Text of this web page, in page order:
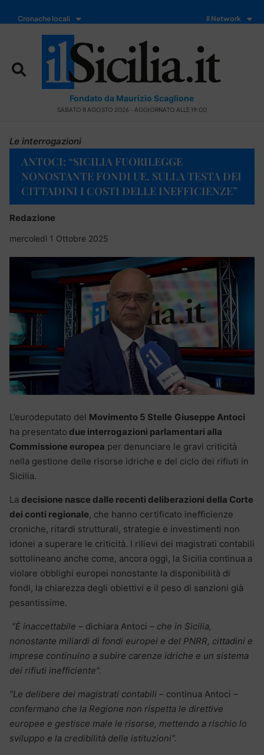
Cronache locali Il Network
Fondato da Maurizio Scaglione
SABATO 8 AGOSTO 2026 - AGGIORNATO ALLE 19:00
Le interrogazioni
ANTOCI: “SICILIA FUORILEGGE
NONOSTANTE FONDI UE. SULLA TESTA DEI
CITTADINI I COSTI DELLE INEFFICIENZE”
Redazione
mercoledì 1 Ottobre 2025
L’eurodeputato del Movimento 5 Stelle Giuseppe Antoci
ha presentato due interrogazioni parlamentari alla
Commissione europea per denunciare le gravi criticità
nella gestione delle risorse idriche e del ciclo dei rifiuti in
Sicilia.
La decisione nasce dalle recenti deliberazioni della Corte
dei conti regionale, che hanno certificato inefficienze
croniche, ritardi strutturali, strategie e investimenti non
idonei a superare le criticità. I rilievi dei magistrati contabili
sottolineano anche come, ancora oggi, la Sicilia continua a
violare obblighi europei nonostante la disponibilità di
fondi, la chiarezza degli obiettivi e il peso di sanzioni già
pesantissime.
“È inaccettabile – dichiara Antoci – che in Sicilia,
nonostante miliardi di fondi europei e del PNRR, cittadini e
imprese continuino a subire carenze idriche e un sistema
dei rifiuti inefficiente”.
“Le delibere dei magistrati contabili – continua Antoci –
confermano che la Regione non rispetta le direttive
europee e gestisce male le risorse, mettendo a rischio lo
sviluppo e la credibilità delle istituzioni”.